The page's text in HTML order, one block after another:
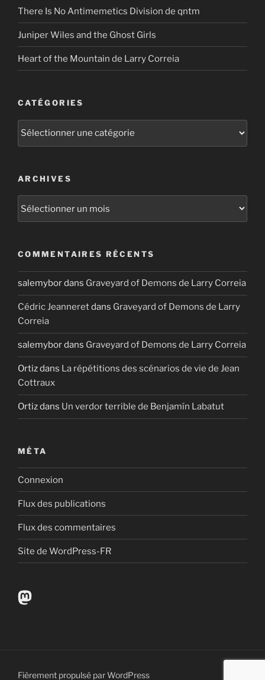
There Is No Antimemetics Division de qntm
Juniper Wiles and the Ghost Girls
Heart of the Mountain de Larry Correia
CATÉGORIES
Catégories
ARCHIVES
COMMENTAIRES RÉCENTS
salemybordans Graveyard of Demons de Larry Correia
Cédric Jeanneretdans Graveyard of Demons de Larry
Correia
salemybordans Graveyard of Demons de Larry Correia
Ortizdans La répétitions des scénarios de vie de Jean
Cottraux
Ortizdans Un verdor terrible de Benjamín Labatut
MÉTA
Connexion
Flux des publications
Flux des commentaires
Site de WordPress-FR
Mastodon
Fièrement propulsé par WordPress